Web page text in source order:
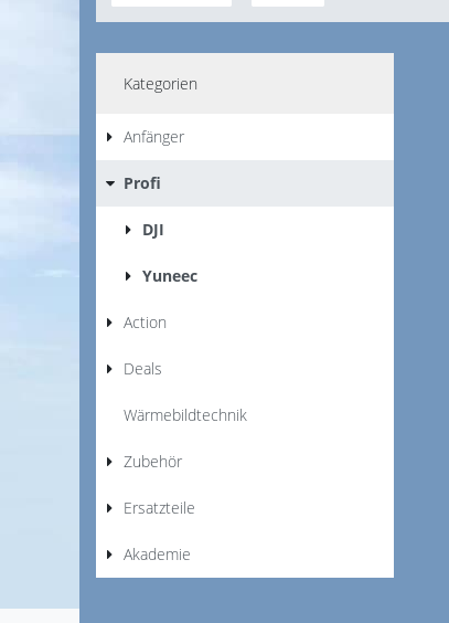
Kategorien
Anfänger
Profi
DJI
Yuneec
Action
Deals
Wärmebildtechnik
Zubehör
Ersatzteile
Akademie